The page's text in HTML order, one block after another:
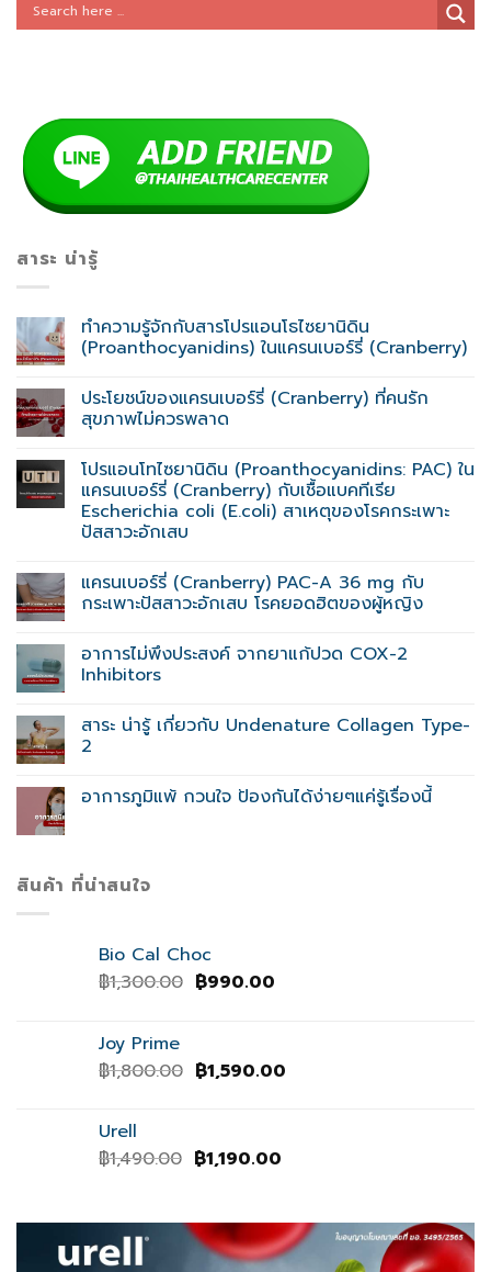
สาระ น่ารู้
ทำความรู้จักกับสารโปรแอนโธไซยานิดิน
(Proanthocyanidins) ในแครนเบอร์รี่ (Cranberry)
ประโยชน์ของแครนเบอร์รี่ (Cranberry) ที่คนรัก
สุขภาพไม่ควรพลาด
โปรแอนโทไซยานิดิน (Proanthocyanidins: PAC) ใน
แครนเบอร์รี่ (Cranberry) กับเชื้อแบคทีเรีย
Escherichia coli (E.coli) สาเหตุของโรคกระเพาะ
ปัสสาวะอักเสบ
แครนเบอร์รี่ (Cranberry) PAC-A 36 mg กับ
กระเพาะปัสสาวะอักเสบ โรคยอดฮิตของผู้หญิง
อาการไม่พึงประสงค์ จากยาแก้ปวด COX-2
Inhibitors
สาระ น่ารู้ เกี่ยวกับ Undenature Collagen Type-
2
อาการภูมิแพ้ กวนใจ ป้องกันได้ง่ายๆแค่รู้เรื่องนี้
สินค้า ที่น่าสนใจ
Bio Cal Choc
฿1,300.00 Original
฿990.00Current
Joy Prime
฿1,800.00 Original
฿1,590.00Current
Urell
฿1,490.00 Original
฿1,490.00.
฿1,190.00Current
฿1,190.00.